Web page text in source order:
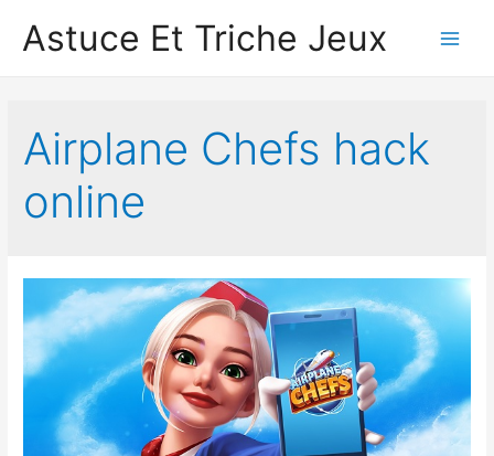
Astuce Et Triche Jeux
Airplane Chef‪s hack
online